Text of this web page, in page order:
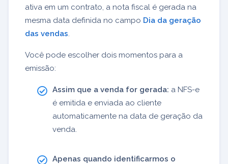
ativa em um contrato, a nota fiscal é gerada na
mesma data definida no campo Dia da geração
das vendas.
Você pode escolher dois momentos para a
emissão:
Assim que a venda for gerada: a NFS-e
é emitida e enviada ao cliente
automaticamente na data de geração da
venda.
Apenas quando identificarmos o